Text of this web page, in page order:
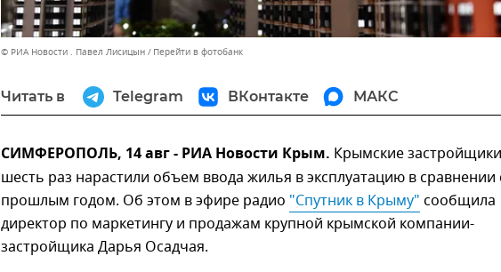
© РИА Новости . Павел Лисицын Перейти в фотобанк
Читать в Telegram ВКонтакте МАКС
СИМФЕРОПОЛЬ, 14 авг - РИА Новости Крым. Крымские
шесть раз нарастили объем ввода жилья в эксплуатацию в сравнении
прошлым годом. Об этом в эфире радио "Спутник в Крыму" сообщила
директор по маркетингу и продажам крупной крымской компании-
застройщика Дарья Осадчая.